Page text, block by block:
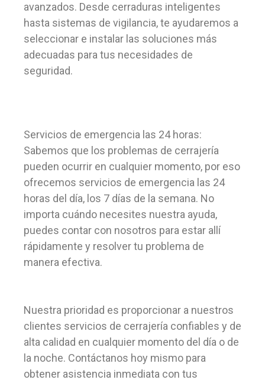
avanzados. Desde cerraduras inteligentes
hasta sistemas de vigilancia, te ayudaremos a
seleccionar e instalar las soluciones más
adecuadas para tus necesidades de
seguridad.
Servicios de emergencia las 24 horas:
Sabemos que los problemas de cerrajería
pueden ocurrir en cualquier momento, por eso
ofrecemos servicios de emergencia las 24
horas del día, los 7 días de la semana. No
importa cuándo necesites nuestra ayuda,
puedes contar con nosotros para estar allí
rápidamente y resolver tu problema de
manera efectiva.
Nuestra prioridad es proporcionar a nuestros
clientes servicios de cerrajería confiables y de
alta calidad en cualquier momento del día o de
la noche. Contáctanos hoy mismo para
obtener asistencia inmediata con tus